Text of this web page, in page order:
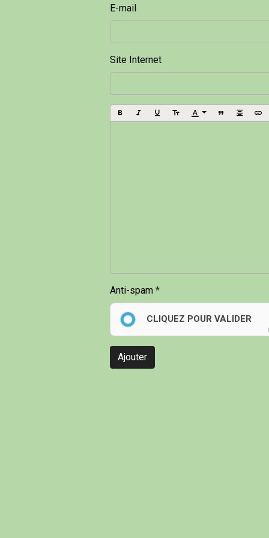
E-mail
Site Internet
Anti-spam
CLIQUEZ POUR VALIDER
Ajouter